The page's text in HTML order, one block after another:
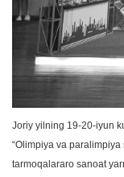
Joriy yilning 19-20-iyun
“Olimpiya va
tarmoqalararo sanoat